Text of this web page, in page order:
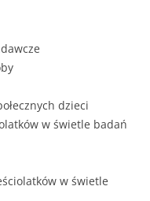
dzieci
w świetle badań
w świetle